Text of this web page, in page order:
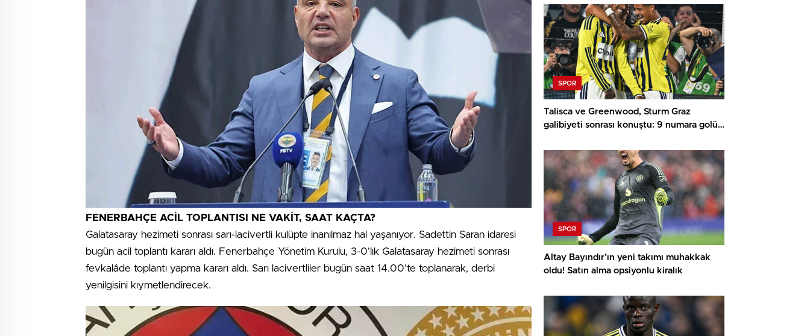
FENERBAHÇE ACİL TOPLANTISI NE VAKİT, SAAT KAÇTA?
Galatasaray hezimeti sonrası sarı-lacivertli kulüpte inanılmaz hal yaşanıyor. Sadettin Saran idaresi
bugün acil toplantı kararı aldı. Fenerbahçe Yönetim Kurulu, 3-0’lık Galatasaray hezimeti sonrası
fevkalâde toplantı yapma kararı aldı. Sarı lacivertliler bugün saat 14.00’te toplanarak, derbi
yenilgisini kıymetlendirecek.
SPOR
Talisca ve Greenwood, Sturm Graz
galibiyeti sonrası konuştu: 9 numara golü
SPOR
Altay Bayındır’ın yeni takımı muhakkak
oldu! Satın alma opsiyonlu kiralık